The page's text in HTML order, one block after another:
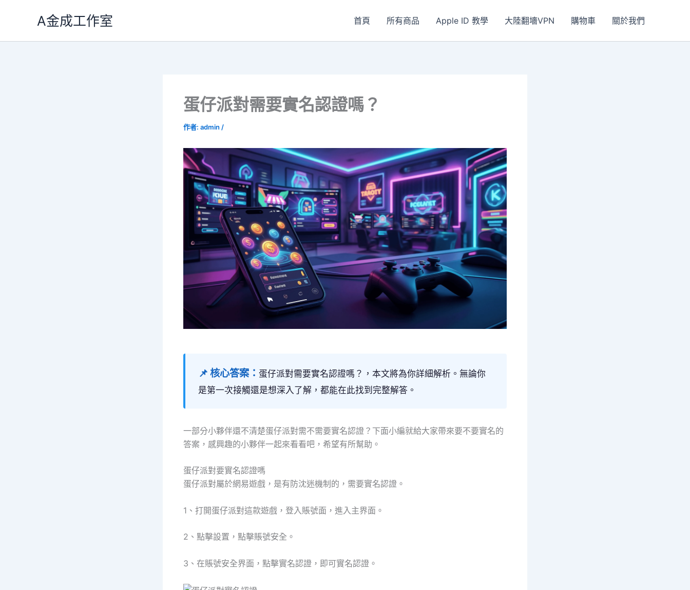
A金成工作室 首頁 所有商品 Apple ID 教學 大陸翻墻VPN 購物車 關於我們
蛋仔派對需要實名認證嗎？
作者: admin /
📌 核心答案： 蛋仔派對需要實名認證嗎？，本文將為你詳細解析。無論你
是第一次接觸還是想深入了解，都能在此找到完整解答。
一部分小夥伴還不清楚蛋仔派對需不需要實名認證？下面小編就給大家帶來要不要實名的
答案，感興趣的小夥伴一起來看看吧，希望有所幫助。
蛋仔派對要實名認證嗎
蛋仔派對屬於網易遊戲，是有防沈迷機制的，需要實名認證。
1、打開蛋仔派對這款遊戲，登入賬號面，進入主界面。
2、點擊設置，點擊賬號安全。
3、在賬號安全界面，點擊實名認證，即可實名認證。